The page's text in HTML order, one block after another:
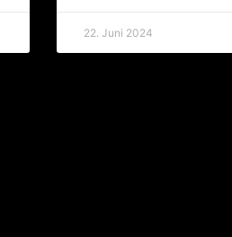
22. Juni 2024